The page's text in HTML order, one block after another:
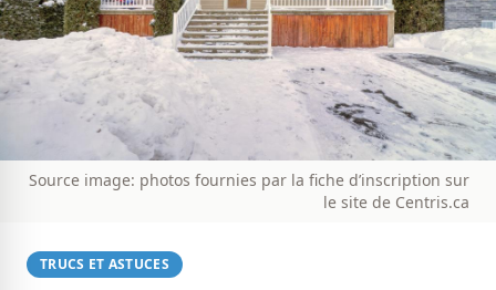
Source image: photos fournies par la fiche d’inscription sur
le site de Centris.ca
TRUCS ET ASTUCES